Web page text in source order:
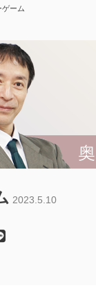
ゲーム
2023.5.10